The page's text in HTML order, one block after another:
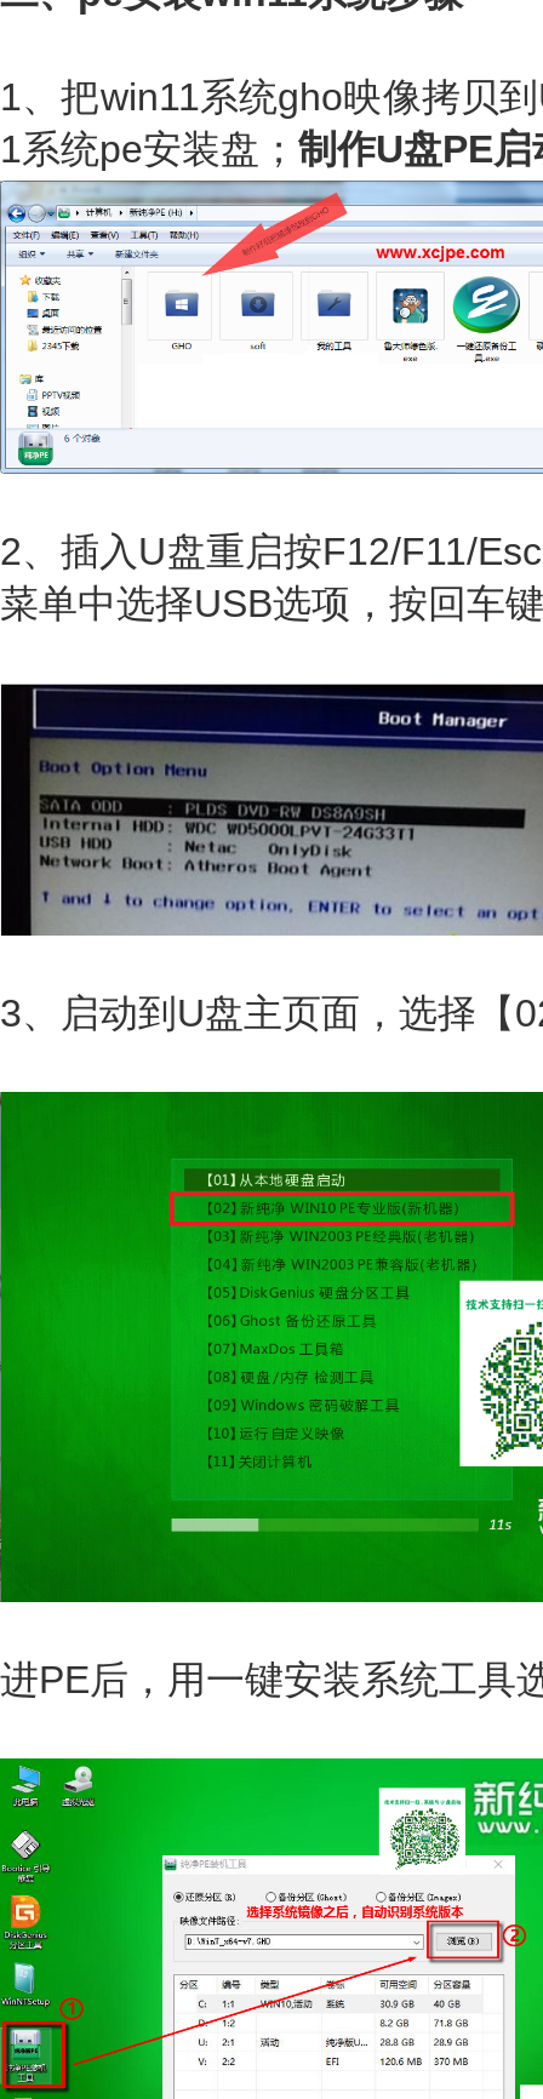
1、把win11系统gho映像拷贝
1系统pe安装盘； 制作U盘PE启
2、插入U盘重启按F12/F11/
菜单中选择USB选项，按回车
3、启动到U盘主页面，选择【
进PE后，用一键安装系统工具